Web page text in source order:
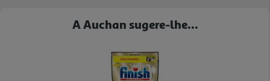
A Auchan sugere-lhe...